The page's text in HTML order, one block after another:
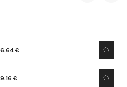
6.64 €
9.16 €